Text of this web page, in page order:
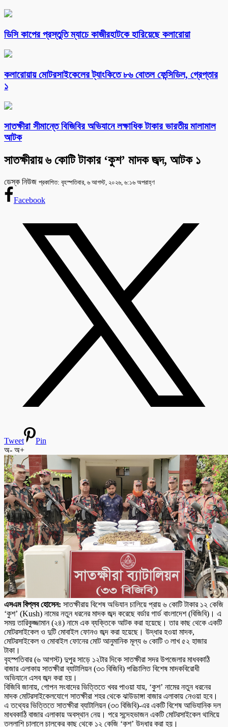
ডিসি কাপের প্রস্তুতি ম্যাচে কাজীরহাটকে হারিয়েছে কলারোয়া
কলারোয়ায় মোটরসাইকেলের ট্যাংকিতে ৮৬ বোতল ফেন্সিডিল, গ্রেপ্তার
১
সাতক্ষীরা সীমান্তে বিজিবির অভিযানে লক্ষাধিক টাকার ভারতীয় মালামাল
আটক
সাতক্ষীরায় ৬ কোটি টাকার ‘কুশ’ মাদক জব্দ, আটক ১
ডেস্ক নিউজ প্রকাশিত: বৃহস্পতিবার, ৬ আগস্ট, ২০২৬, ৬:১৬ অপরাহ্ণ
Facebook
Tweet
Pin
অ- অ+
এসএম বিপ্লব হোসেন: সাতক্ষীরায় বিশেষ অভিযান চালিয়ে প্রায় ৬ কোটি টাকার ১২ কেজি
‘কুশ’ (Kush) নামের নতুন ধরনের মাদক জব্দ করেছে বর্ডার গার্ড বাংলাদেশ (বিজিবি)। এ
সময় তারিকুজ্জামান (২৪) নামে এক ব্যক্তিকে আটক করা হয়েছে। তার কাছ থেকে একটি
মোটরসাইকেল ও দুটি মোবাইল ফোনও জব্দ করা হয়েছে। উদ্ধার হওয়া মাদক,
মোটরসাইকেল ও মোবাইল ফোনের মোট আনুমানিক মূল্য ৬ কোটি ৩ লাখ ৫২ হাজার
টাকা।
বৃহস্পতিবার (৬ আগস্ট) দুপুর সাড়ে ১২টার দিকে সাতক্ষীরা সদর উপজেলার মাধবকাঠি
বাজার এলাকায় সাতক্ষীরা ব্যাটালিয়ন (৩৩ বিজিবি) পরিচালিত বিশেষ মাদকবিরোধী
অভিযানে এসব জব্দ করা হয়।
বিজিবি জানায়, গোপন সংবাদের ভিত্তিতে খবর পাওয়া যায়, ‘কুশ’ নামের নতুন ধরনের
মাদক মোটরসাইকেলযোগে সাতক্ষীরা শহর থেকে ঝাউডাঙ্গা বাজার এলাকায় নেওয়া হবে।
এ তথ্যের ভিত্তিতে সাতক্ষীরা ব্যাটালিয়ন (৩৩ বিজিবি)-এর একটি বিশেষ আভিযানিক দল
মাধবকাঠি বাজার এলাকায় অবস্থান নেয়। পরে সন্দেহভাজন একটি মোটরসাইকেল থামিয়ে
তল্লাশি চালালে চালকের কাছ থেকে ১২ কেজি ‘কুশ’ উদ্ধার করা হয়।